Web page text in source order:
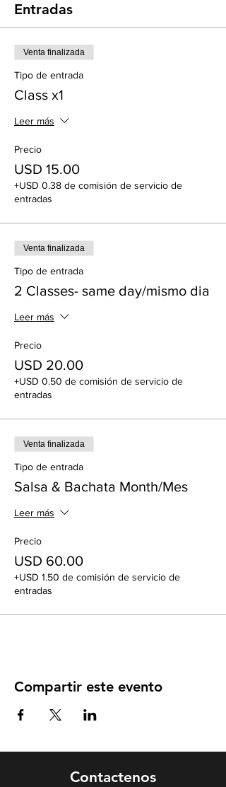
Entradas
Venta finalizada
Tipo de entrada
Class x1
Leer más
Precio
USD 15.00
+USD 0.38 de comisión de servicio de
entradas
Venta finalizada
Tipo de entrada
2 Classes- same day/mismo dia
Leer más
Precio
USD 20.00
+USD 0.50 de comisión de servicio de
entradas
Venta finalizada
Tipo de entrada
Salsa & Bachata Month/Mes
Leer más
Precio
USD 60.00
+USD 1.50 de comisión de servicio de
entradas
Compartir este evento
Contactenos